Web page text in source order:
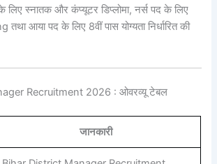
स्नातक और कंप्यूटर डिप्लोमा, नर्स पद के लिए
आया पद के लिए 8वीं पास योग्यता निर्धारित की
Recruitment 2026 : ओवरव्यू टेबल
जानकारी